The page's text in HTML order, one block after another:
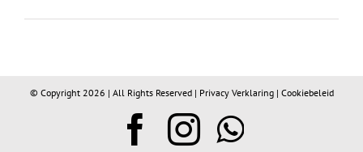
© Copyright 2026 | All Rights Reserved | Privacy Verklaring| Cookiebeleid
Facebook
Instagram